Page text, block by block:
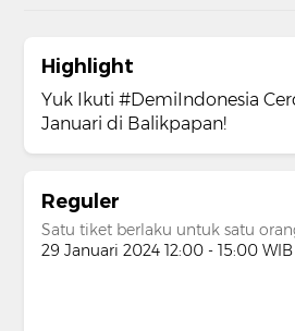
Highlight
Yuk Ikuti #DemiIndonesia
Januari di Balikpapan!
Reguler
Satu tiket berlaku untuk satu
29 Januari 2024 12:00 - 15:00 WIB